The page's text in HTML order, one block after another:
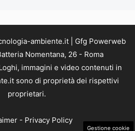
ambiente.it | Gfg Powerweb
Nomentana, 26 - Roma
immagini e video contenuti in
sono di proprietà dei rispettivi
proprietari.
- Privacy Policy
Gestione cookie